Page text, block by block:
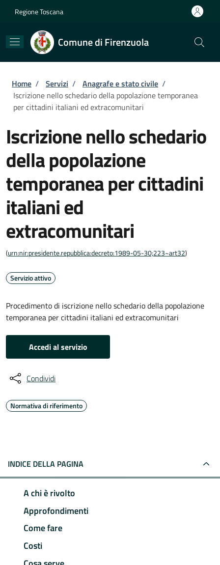
Regione Toscana
Comune di Firenzuola
Briciole di pane
Home / Servizi / Anagrafe e stato civile /
Iscrizione nello schedario della popolazione temporanea
per cittadini italiani ed extracomunitari
Iscrizione nello schedario
della popolazione
temporanea per cittadini
italiani ed
extracomunitari
(urn:nir:presidente.repubblica:decreto:1989-05-30;223~art32)
Servizio attivo
Procedimento di iscrizione nello schedario della popolazione
temporanea per cittadini italiani ed extracomunitari
Accedi al servizio
Condividi
Normativa di riferimento
INDICE DELLA PAGINA
A chi è rivolto
Approfondimenti
Come fare
Costi